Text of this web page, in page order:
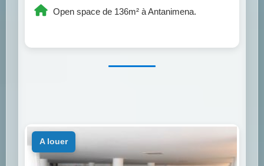
Open space de 136m² à Antanimena.
a louer